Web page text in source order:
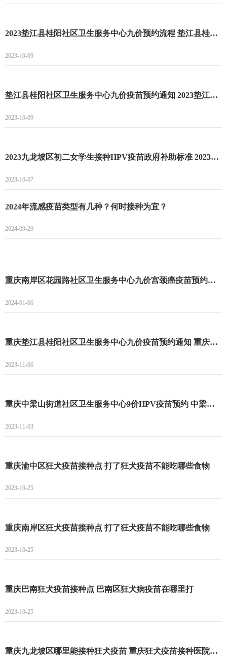
2023垫江县桂阳社区卫生服务中心九价预约流程 垫江县桂阳社区卫生服务中心九价预约最新时间
2023-10-09
垫江县桂阳社区卫生服务中心九价疫苗预约通知 2023垫江县桂阳社区卫生服务中心最新到苗消息
2023-10-09
2023九龙坡区初二女学生接种HPV疫苗政府补助标准 2023九龙坡区初二女学生接种HPV疫苗补助
2023-10-07
2024年流感疫苗类型有几种？何时接种为宜？
2024-09-20
重庆南岸区花园路社区卫生服务中心九价宫颈癌疫苗预约登记开始 南岸区花园路社区九价宫颈癌疫苗预约
2024-01-06
重庆垫江县桂阳社区卫生服务中心九价疫苗预约通知 重庆垫江县桂阳社区卫生服务中心九价疫苗预约指南
2023-11-06
重庆中梁山街道社区卫生服务中心9价HPV疫苗预约 中梁山街道社区卫生服务中心9价预约时间
2023-11-03
重庆渝中区狂犬疫苗接种点 打了狂犬疫苗不能吃哪些食物
2023-10-25
重庆南岸区狂犬疫苗接种点 打了狂犬疫苗不能吃哪些食物
2023-10-25
重庆巴南狂犬疫苗接种点 巴南区狂犬病疫苗在哪里打
2023-10-25
重庆九龙坡区哪里能接种狂犬疫苗 重庆狂犬疫苗接种医院名单一览